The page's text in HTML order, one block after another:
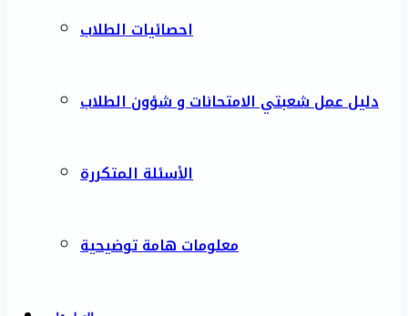
احصائيات الطلاب
دليل عمل شعبتي الامتحانات و شؤون الطلاب
الأسئلة المتكررة
معلومات هامة توضيحية